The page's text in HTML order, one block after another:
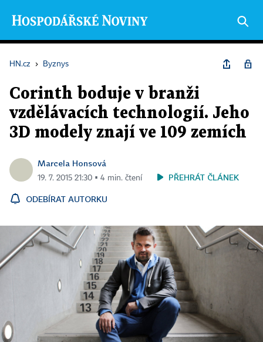
HN.cz › Byznys
Corinth boduje v branži
vzdělávacích technologií. Jeho
3D modely znají ve 109 zemích
Marcela Honsová
19. 7. 2015 21:30 ▪ 4 min. čtení PŘEHRÁT ČLÁNEK
ODEBÍRAT AUTORKU